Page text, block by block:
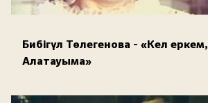
Бибігүл Төлегенова - «Кел еркем,
Алатауыма»